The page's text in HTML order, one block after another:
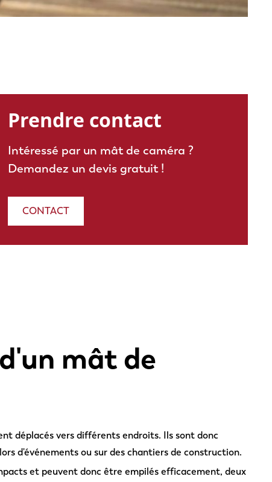
Prendre contact
Intéressé par un mât de caméra ?
Demandez un devis gratuit !
CONTACT
mât de
déplacés vers différents endroits. Ils sont donc
d'événements ou sur des chantiers de construction.
et peuvent donc être empilés efficacement, deux